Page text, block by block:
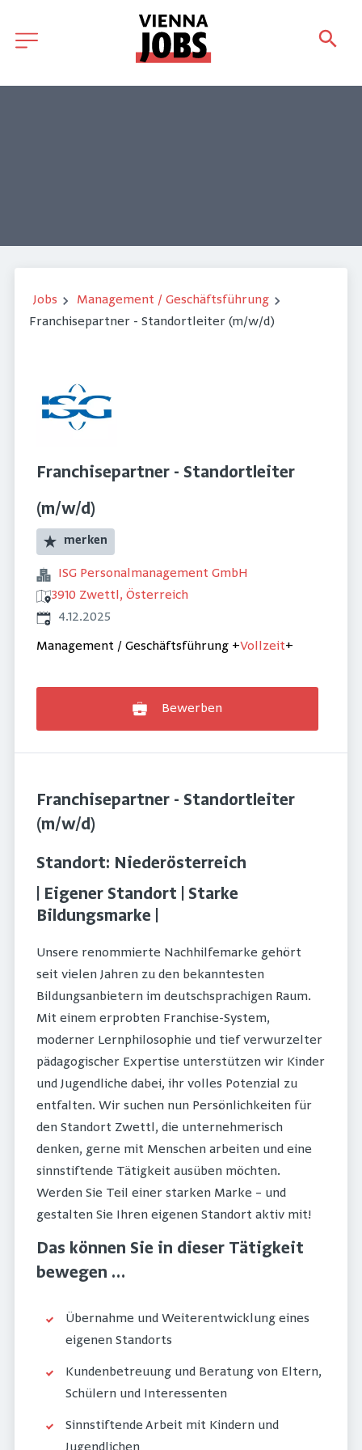
Jobs
Management / Geschäftsführung
Franchisepartner - Standortleiter (m/w/d)
Franchisepartner - Standortleiter
(m/w/d)
merken
ISG Personalmanagement GmbH
3910 Zwettl, Österreich
Veröffentlicht
4.12.2025
Management / Geschäftsführung +Vollzeit+
Bewerben
Franchisepartner - Standortleiter
(m/w/d)
Standort: Niederösterreich
| Eigener Standort | Starke
Bildungsmarke |
Unsere renommierte Nachhilfemarke gehört
seit vielen Jahren zu den bekanntesten
Bildungsanbietern im deutschsprachigen Raum.
Mit einem erprobten Franchise-System,
moderner Lernphilosophie und tief verwurzelter
pädagogischer Expertise unterstützen wir Kinder
und Jugendliche dabei, ihr volles Potenzial zu
entfalten. Wir suchen nun Persönlichkeiten für
den Standort Zwettl, die unternehmerisch
denken, gerne mit Menschen arbeiten und eine
sinnstiftende Tätigkeit ausüben möchten.
Werden Sie Teil einer starken Marke – und
gestalten Sie Ihren eigenen Standort aktiv mit!
Das können Sie in dieser Tätigkeit
bewegen …
Übernahme und Weiterentwicklung eines
eigenen Standorts
Kundenbetreuung und Beratung von Eltern,
Schülern und Interessenten
Sinnstiftende Arbeit mit Kindern und